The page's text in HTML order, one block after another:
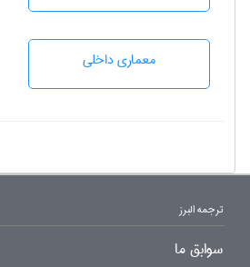
معماری داخلی
ترجمه البرز
سوابق ما